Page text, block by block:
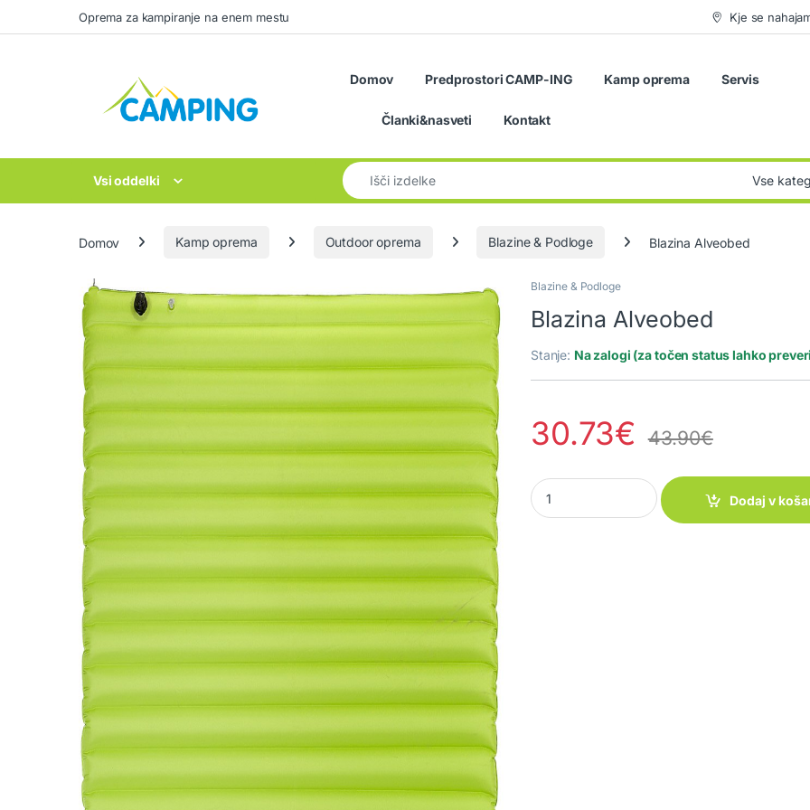
Skip to navigation
Skip to contentOprema za kampiranje na enem mestu Kje se
Domov Predprostori CAMP-ING Kamp oprema Servis
Članki&nasveti Kontakt
Vsi oddelki
Search for:
Domov Kamp oprema Outdoor oprema Blazine & Podloge Blazina Alveobed
Blazine & Podloge
Blazina Alveobed
Stanje: Na zalogi (za točen status lahko
30.73€ 43.90€
Blazina Alveobed quantity
Dodaj v